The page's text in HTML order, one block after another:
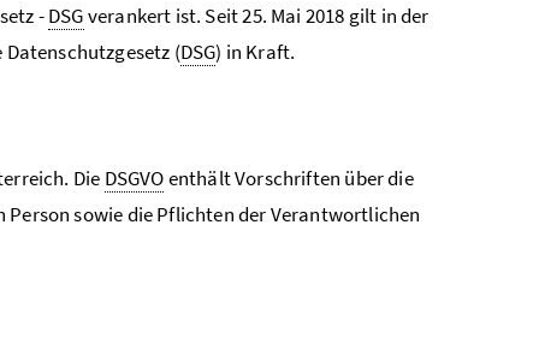
-DSGverankert ist. Seit 25. Mai 2018 gilt in der
(DSG) in Kraft.
Die DSGVOenthält Vorschriften über die
Person sowie die Pflichten der Verantwortlichen